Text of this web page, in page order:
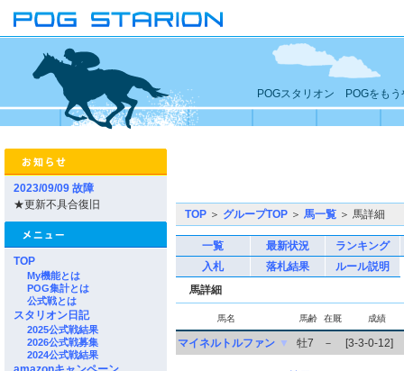
POGスタリオン POGをもう
2023/09/09 故障
★更新不具合復旧
TOP
My機能とは
POG集計とは
公式戦とは
スタリオン日記
2025公式戦結果
2026公式戦募集
2024公式戦結果
TOP ＞ グループTOP ＞ 馬一覧 ＞ 馬詳細
一覧 最新状況
ランキング
入札
落札結果
ルール説明
馬詳細
馬名 馬齢 在厩 成績
マイネルトルファン ▼ 牡7 － [3-3-0-12]